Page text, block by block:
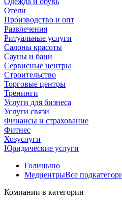
Отели
Производство и опт
Развлечения
Ритуальные услуги
Салоны красоты
Сауны и бани
Сервисные центры
Строительство
Торговые центры
Тренинги
Услуги для бизнеса
Услуги связи
Финансы и страхование
Фитнес
Хозуслуги
Юридические услуги
Голицыно
МедцентрыВсе
Компании в категории